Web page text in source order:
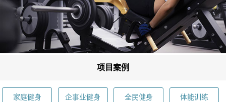
项目案例
家庭健身 企事业健身 全民健身 体能训练